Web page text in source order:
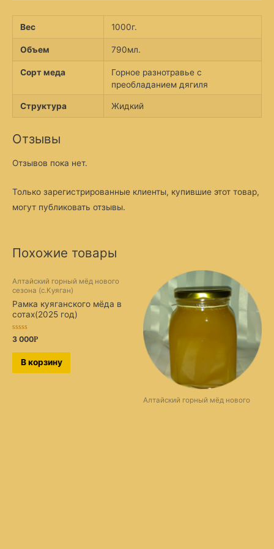
Вес 1000г.
Объем 790мл.
Сорт меда
Горное разнотравье с
преобладанием дягиля
Структура Жидкий
Отзывы
Отзывов пока нет.
Только зарегистрированные клиенты, купившие этот товар,
могут публиковать отзывы.
Похожие товары
Алтайский горный мёд нового
сезона (с.Куяган)
Рамка куяганского мёда в
сотах(2025 год)
Оценка
0
из
3 000Р
В корзину
Алтайский горный мёд нового